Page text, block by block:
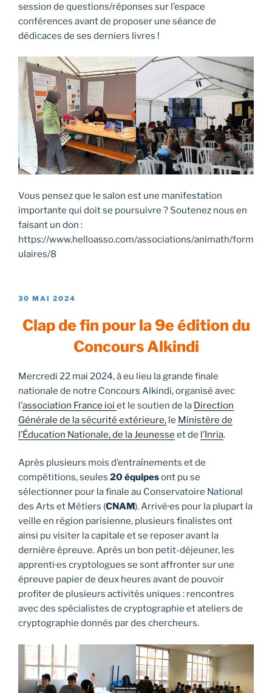
session de questions/réponses sur l’espace
conférences avant de proposer une séance de
dédicaces de ses derniers livres !
Vous pensez que le salon est une manifestation
importante qui doit se poursuivre ? Soutenez nous en
faisant un don :
https://www.helloasso.com/associations/animath/form
ulaires/8
PUBLIÉ
30 MAI 2024
Clap de fin pour la 9e édition du
Concours Alkindi
Mercredi 22 mai 2024, à eu lieu la grande finale
nationale de notre Concours Alkindi, organisé avec
l’association France ioi et le soutien de la Direction
Générale de la sécurité extérieure, le Ministère de
l’Éducation Nationale, de la Jeunesse et de l’Inria.
Après plusieurs mois d’entraînements et de
compétitions, seules 20 équipesont pu se
sélectionner pour la finale au Conservatoire National
des Arts et Métiers (CNAM). Arrivé·es pour la plupart la
veille en région parisienne, plusieurs finalistes ont
ainsi pu visiter la capitale et se reposer avant la
dernière épreuve. Après un bon petit-déjeuner, les
apprenti·es cryptologues se sont affronter sur une
épreuve papier de deux heures avant de pouvoir
profiter de plusieurs activités uniques : rencontres
avec des spécialistes de cryptographie et ateliers de
cryptographie donnés par des chercheurs.